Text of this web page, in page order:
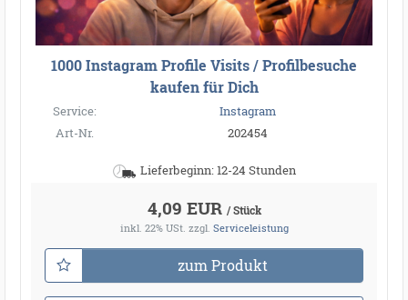
1000 Instagram Profile Visits / Profilbesuche
kaufen für Dich
Service:
Instagram
Art-Nr.
202454
Lieferbeginn: 12-24 Stunden
4,09 EUR / Stück
inkl. 22% USt. zzgl. Serviceleistung
zum Produkt